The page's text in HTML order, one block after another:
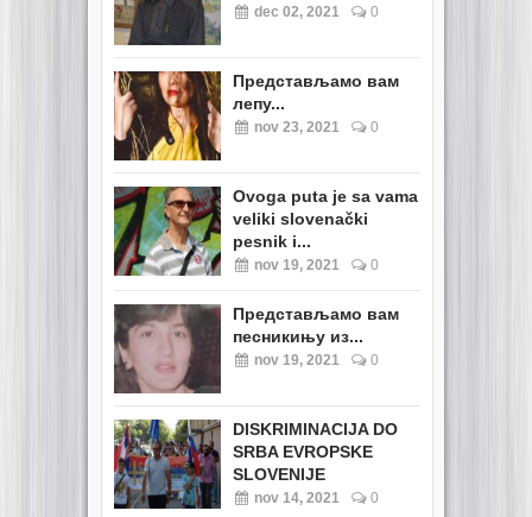
dec 02, 2021 0
Представљамо вам
лепу...
nov 23, 2021 0
Ovoga puta je sa vama
veliki slovenački
pesnik i...
nov 19, 2021 0
Представљамо вам
песникињу из...
nov 19, 2021 0
DISKRIMINACIJA DO
SRBA EVROPSKE
SLOVENIJE
nov 14, 2021 0